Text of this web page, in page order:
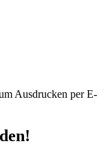
Ausdrucken per E-